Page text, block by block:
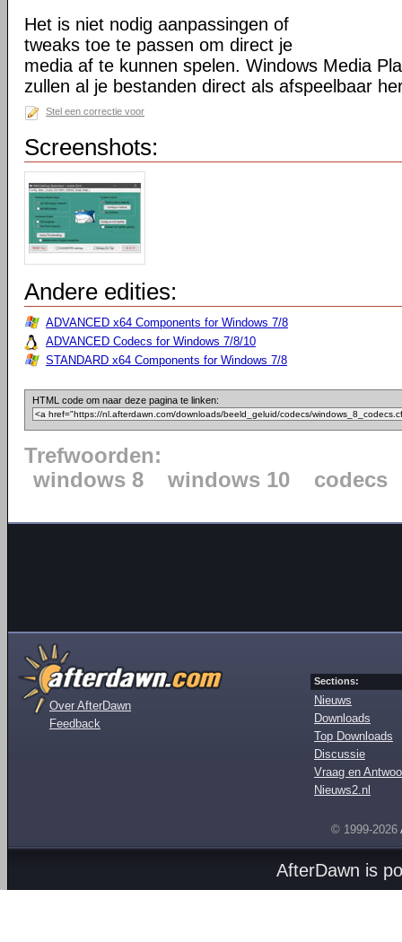
Het is niet nodig aanpassingen of
tweaks toe te passen om direct je
media af te kunnen spelen. Windows Media
zullen al je bestanden direct als afspeelbaar
Stel een correctie voor
Screenshots:
Andere edities:
ADVANCED x64 Components for Windows 7/8
ADVANCED Codecs for Windows 7/8/10
STANDARD x64 Components for Windows 7/8
HTML code om naar deze pagina te linken:
Trefwoorden:
windows 8
windows 10 codecs
Over AfterDawn
Feedback
Sections:
Nieuws
Downloads
Top Downloads
Discussie
Vraag en
Nieuws2.nl
© 1999-2026
AfterDawn is